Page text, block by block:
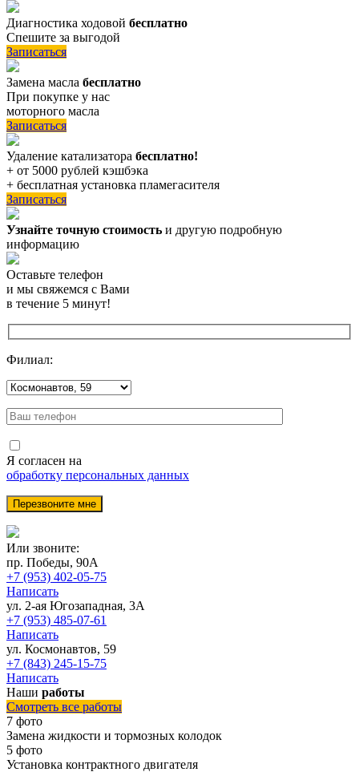
Диагностика ходовой бесплатно
Спешите за выгодой
Записаться
Замена масла бесплатно
При покупке у нас
моторного масла
Записаться
Удаление катализатора бесплатно!
+ от 5000 рублей кэшбэка
+ бесплатная установка пламегасителя
Записаться
Узнайте точную стоимость и другую подробную
информацию
Оставьте телефон
и мы свяжемся с Вами
в течение 5 минут!
Филиал:
Я согласен на
обработку персональных данных
Или звоните:
пр. Победы, 90А
+7 (953) 402-05-75
Написать
ул. 2-ая Югозападная, 3А
+7 (953) 485-07-61
Написать
ул. Космонавтов, 59
+7 (843) 245-15-75
Написать
Наши работы
Смотреть все работы
7 фото
Замена жидкости и тормозных колодок
5 фото
Установка контрактного двигателя